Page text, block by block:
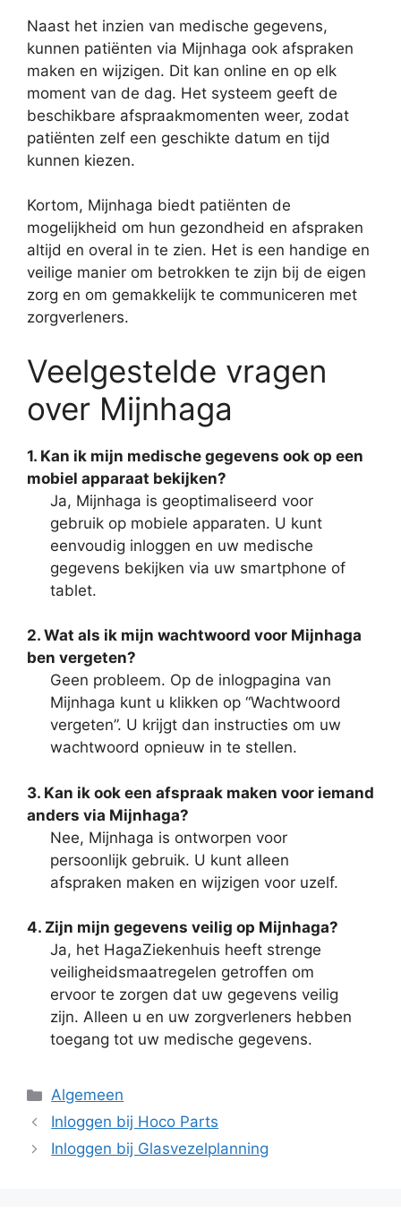
Naast het inzien van medische gegevens,
kunnen patiënten via Mijnhaga ook afspraken
maken en wijzigen. Dit kan online en op elk
moment van de dag. Het systeem geeft de
beschikbare afspraakmomenten weer, zodat
patiënten zelf een geschikte datum en tijd
kunnen kiezen.
Kortom, Mijnhaga biedt patiënten de
mogelijkheid om hun gezondheid en afspraken
altijd en overal in te zien. Het is een handige en
veilige manier om betrokken te zijn bij de eigen
zorg en om gemakkelijk te communiceren met
zorgverleners.
Veelgestelde vragen
over Mijnhaga
1. Kan ik mijn medische gegevens ook op een
mobiel apparaat bekijken?
Ja, Mijnhaga is geoptimaliseerd voor
gebruik op mobiele apparaten. U kunt
eenvoudig inloggen en uw medische
gegevens bekijken via uw smartphone of
tablet.
2. Wat als ik mijn wachtwoord voor Mijnhaga
ben vergeten?
Geen probleem. Op de inlogpagina van
Mijnhaga kunt u klikken op “Wachtwoord
vergeten”. U krijgt dan instructies om uw
wachtwoord opnieuw in te stellen.
3. Kan ik ook een afspraak maken voor iemand
anders via Mijnhaga?
Nee, Mijnhaga is ontworpen voor
persoonlijk gebruik. U kunt alleen
afspraken maken en wijzigen voor uzelf.
4. Zijn mijn gegevens veilig op Mijnhaga?
Ja, het HagaZiekenhuis heeft strenge
veiligheidsmaatregelen getroffen om
ervoor te zorgen dat uw gegevens veilig
zijn. Alleen u en uw zorgverleners hebben
toegang tot uw medische gegevens.
Categorieën
Algemeen
Inloggen bij Hoco Parts
Inloggen bij Glasvezelplanning